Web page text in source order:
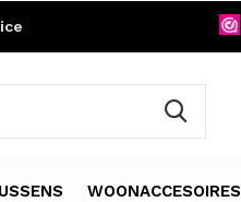
WOONACCESOIRES